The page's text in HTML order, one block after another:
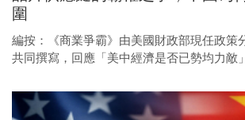
圍
編按：《商業爭霸》由美國財政部現任政策
共同撰寫，回應「美中經濟是否已勢均力敵
導權依然掌握在美國及其盟友手中，並指出
敗的真正關鍵。不只《晶片戰爭》作者米勒